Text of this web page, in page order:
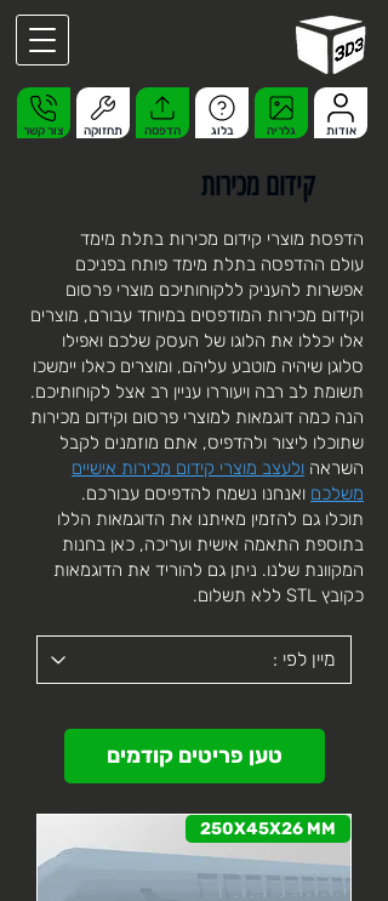
צור קשר תחזוקה הדפסה בלוג גלריה אודות
קידום מכירות
הדפסת מוצרי קידום מכירות בתלת מימד
עולם ההדפסה בתלת מימד פותח בפניכם
אפשרות להעניק ללקוחותיכם מוצרי פרסום
וקידום מכירות המודפסים במיוחד עבורם, מוצרים
אלו יכללו את הלוגו של העסק שלכם ואפילו
סלוגן שיהיה מוטבע עליהם, ומוצרים כאלו יימשכו
תשומת לב רבה ויעוררו עניין רב אצל לקוחותיכם.
הנה כמה דוגמאות למוצרי פרסום וקידום מכירות
שתוכלו ליצור ולהדפיס, אתם מוזמנים לקבל
השראה ולעצב מוצרי קידום מכירות אישיים
משלכם ואנחנו נשמח להדפיסם עבורכם.
תוכלו גם להזמין מאיתנו את הדוגמאות הללו
בתוספת התאמה אישית ועריכה, כאן בחנות
המקוונת שלנו. ניתן גם להוריד את הדוגמאות
כקובץ STL ללא תשלום.
טען פריטים קודמים
250X45X26 MM